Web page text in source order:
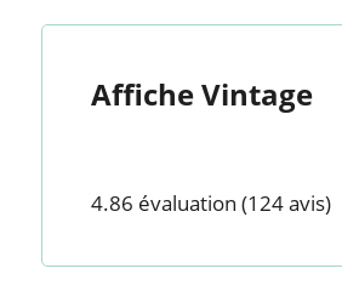
Affiche Vintage
4.86 évaluation (124 avis)